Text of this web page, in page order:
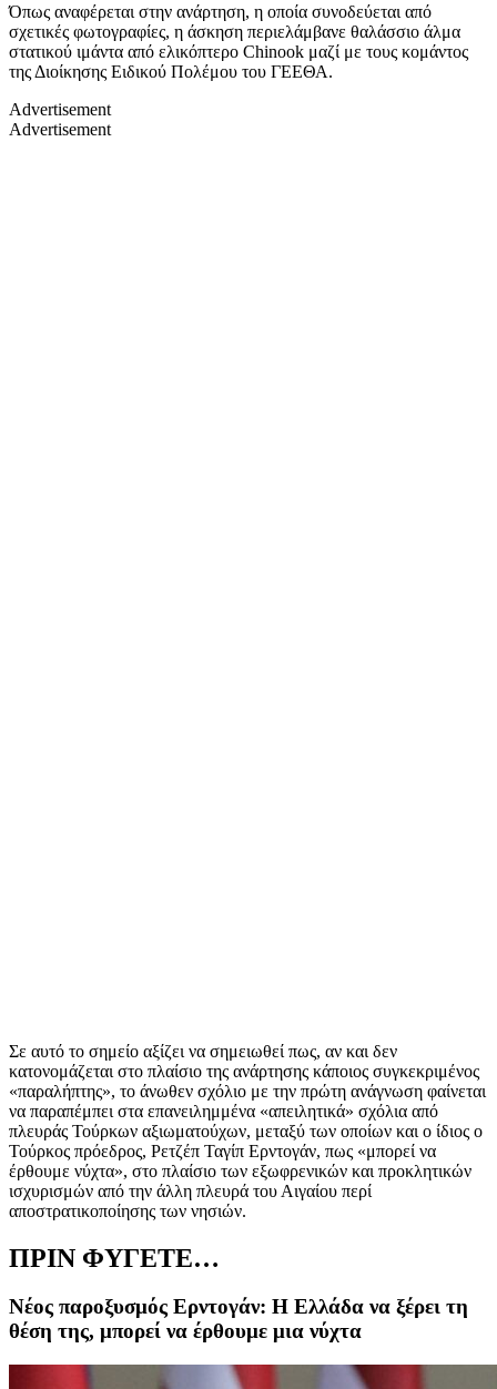
Όπως αναφέρεται στην ανάρτηση, η οποία συνοδεύεται από
σχετικές φωτογραφίες, η άσκηση περιελάμβανε θαλάσσιο άλμα
στατικού ιμάντα από ελικόπτερο Chinook μαζί με τους κομάντος
της Διοίκησης Ειδικού Πολέμου του ΓΕΕΘΑ.
Advertisement
Advertisement
Σε αυτό το σημείο αξίζει να σημειωθεί πως, αν και δεν
κατονομάζεται στο πλαίσιο της ανάρτησης κάποιος συγκεκριμένος
«παραλήπτης», το άνωθεν σχόλιο με την πρώτη ανάγνωση φαίνεται
να παραπέμπει στα επανειλημμένα «απειλητικά» σχόλια από
πλευράς Τούρκων αξιωματούχων, μεταξύ των οποίων και ο ίδιος ο
Τούρκος πρόεδρος, Ρετζέπ Ταγίπ Ερντογάν, πως «μπορεί να
έρθουμε νύχτα», στο πλαίσιο των εξωφρενικών και προκλητικών
ισχυρισμών από την άλλη πλευρά του Αιγαίου περί
αποστρατικοποίησης των νησιών.
ΠΡΙΝ ΦΥΓΕΤΕ…
Νέος παροξυσμός Ερντογάν: Η Ελλάδα να ξέρει τη
θέση της, μπορεί να έρθουμε μια νύχτα